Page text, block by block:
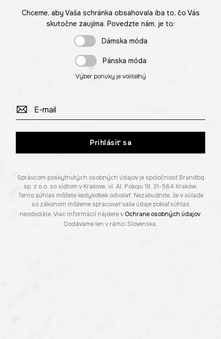
Chceme, aby Vaša schránka obsahovala iba to, čo Vás
skutočne zaujíma. Povedzte nám, je to:
Dámska móda
Pánska móda
Výber ponuky je voliteľný
Prihlásiť sa
Správcom poskytnutých osobných údajov je spoločnosť Brandbq
sp. z o.o. so sídlom v Krakove, ul. Al. Pokoju 18, 31-564 Kraków.
Tento súhlas môžete kedykoľvek odvolať. Nezabudnite, že v súlade
so zákonom môžeme spracovať vaše údaje pokiaľ súhlas
neodvoláte. Viac informácií nájdete v Ochrane osobných údajov.
Dodávame len v rámci Slovenska.